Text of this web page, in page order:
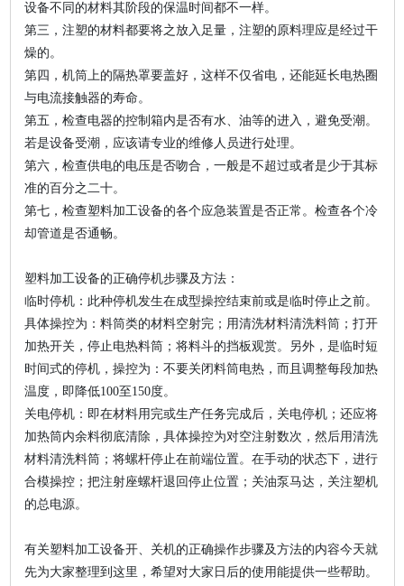
设备不同的材料其阶段的保温时间都不一样。
第三，注塑的材料都要将之放入足量，注塑的原料理应是经过干
燥的。
第四，机筒上的隔热罩要盖好，这样不仅省电，还能延长电热圈
与电流接触器的寿命。
第五，检查电器的控制箱内是否有水、油等的进入，避免受潮。
若是设备受潮，应该请专业的维修人员进行处理。
第六，检查供电的电压是否吻合，一般是不超过或者是少于其标
准的百分之二十。
第七，检查塑料加工设备的各个应急装置是否正常。检查各个冷
却管道是否通畅。
塑料加工设备的正确停机步骤及方法：
临时停机：此种停机发生在成型操控结束前或是临时停止之前。
具体操控为：料筒类的材料空射完；用清洗材料清洗料筒；打开
加热开关，停止电热料筒；将料斗的挡板观赏。另外，是临时短
时间式的停机，操控为：不要关闭料筒电热，而且调整每段加热
温度，即降低100至150度。
关电停机：即在材料用完或生产任务完成后，关电停机；还应将
加热筒内余料彻底清除，具体操控为对空注射数次，然后用清洗
材料清洗料筒；将螺杆停止在前端位置。在手动的状态下，进行
合模操控；把注射座螺杆退回停止位置；关油泵马达，关注塑机
的总电源。
有关塑料加工设备开、关机的正确操作步骤及方法的内容今天就
先为大家整理到这里，希望对大家日后的使用能提供一些帮助。